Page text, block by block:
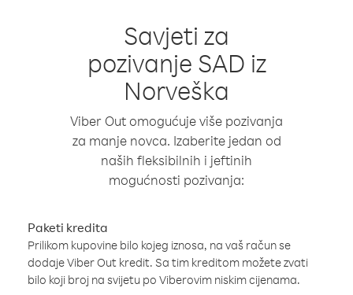
Savjeti za
pozivanje SAD iz
Norveška
Viber Out omogućuje više pozivanja
za manje novca. Izaberite jedan od
naših fleksibilnih i jeftinih
mogućnosti pozivanja:
Paketi kredita
Prilikom kupovine bilo kojeg iznosa, na vaš račun se
dodaje Viber Out kredit. Sa tim kreditom možete zvati
bilo koji broj na svijetu po Viberovim niskim cijenama.